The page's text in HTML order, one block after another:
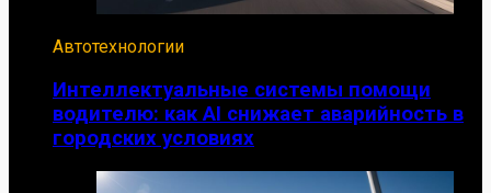
Автотехнологии
Интеллектуальные системы помощи
водителю: как AI снижает аварийность в
городских условиях